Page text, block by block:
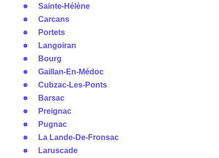
Sainte-Hélène
Carcans
Portets
Langoiran
Bourg
Gaillan-En-Médoc
Cubzac-Les-Ponts
Barsac
Preignac
Pugnac
La Lande-De-Fronsac
Laruscade